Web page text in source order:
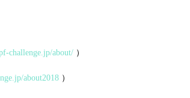
challenge.jp/about/ ）
about2018 ）